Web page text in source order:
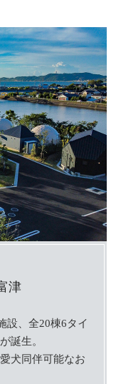
津
設、全20棟6タイ
誕生。
犬同伴可能なお